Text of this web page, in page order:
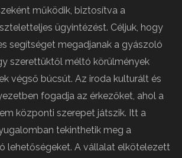
működik, biztosítva a
ügyintézést. Céljuk, hogy
segítséget megadjanak a gyászoló
szerettüktől méltó körülmények
végső búcsút. Az iroda kulturált és
fogadja az érkezőket, ahol a
központi szerepet játszik. Itt a
tekinthetik meg a
lehetőségeket. A vállalat elkötelezett